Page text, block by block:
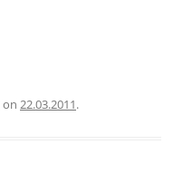
on 22.03.2011.